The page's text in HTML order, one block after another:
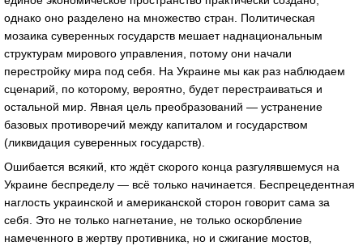
однако оно разделено на множество стран. Политическая
мозаика суверенных государств мешает наднациональным
структурам мирового управления, потому они начали
перестройку мира под себя. На Украине мы как раз наблюдаем
сценарий, по которому, вероятно, будет перестраиваться и
остальной мир. Явная цель преобразований — устранение
базовых противоречий между капиталом и государством
(ликвидация суверенных государств).
Ошибается всякий, кто ждёт скорого конца разгулявшемуся на
Украине беспределу — всё только начинается. Беспрецедентная
наглость украинской и американской сторон говорит сама за
себя. Это не только нагнетание, не только оскорбление
намеченного в жертву противника, но и сжигание мостов,